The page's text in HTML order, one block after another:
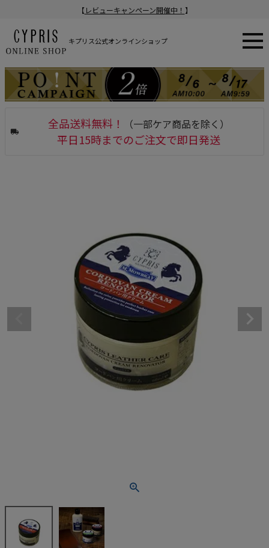
【 レビューキャンペーン開催中！ 】
キプリス公式オンラインショップ
全品送料無料！ （一部ケア商品を除く）
平日15時までのご注文で即日発送